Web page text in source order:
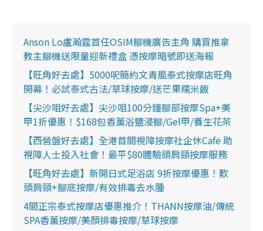
Anson Lo盧瀚霆首任OSIM腳機廣告主角 購買推拿
教主腳機送限量迎新禮盒 憑按摩暗號即送海報
【旺角好去處】5000呎簡約文青風泰式按摩店旺角
開幕！必試泰式古法/草球按摩/送芒果糯米飯
【尖沙咀好去處】尖沙咀100分鐘腳部按摩Spa+美
甲1折優惠！$168包香薰浴鹽浸腳/Gel甲/養生花茶
【西營盤好去處】全港首間視障按摩社企休Cafe 助
視障人士投入社會！最平$80體驗頭肩頸按摩服務
【旺角好去處】新開日式足浴店 9折按摩優惠！歎
頭肩頸+腳底按摩/有效排毒去水腫
4間正宗泰式按摩店優惠推介！THANN按摩油/傳統
SPA香薰按摩/美顏排毒按摩/草球按摩